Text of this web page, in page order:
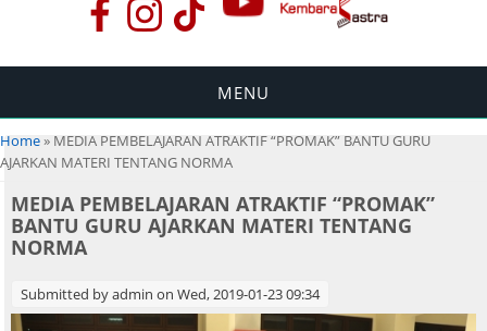
MENU
You are here
Home» MEDIA PEMBELAJARAN ATRAKTIF “PROMAK” BANTU GURU
AJARKAN MATERI TENTANG NORMA
MEDIA PEMBELAJARAN ATRAKTIF “PROMAK”
BANTU GURU AJARKAN MATERI TENTANG
NORMA
Submitted byadmin on Wed, 2019-01-23 09:34